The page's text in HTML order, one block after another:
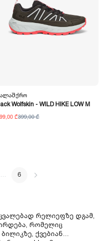
Wolfskin - WILD HIKE LOW M
₾399,00 ₾
… 6
რელიეფზე დგამ,
რომელიც
ქვებიან